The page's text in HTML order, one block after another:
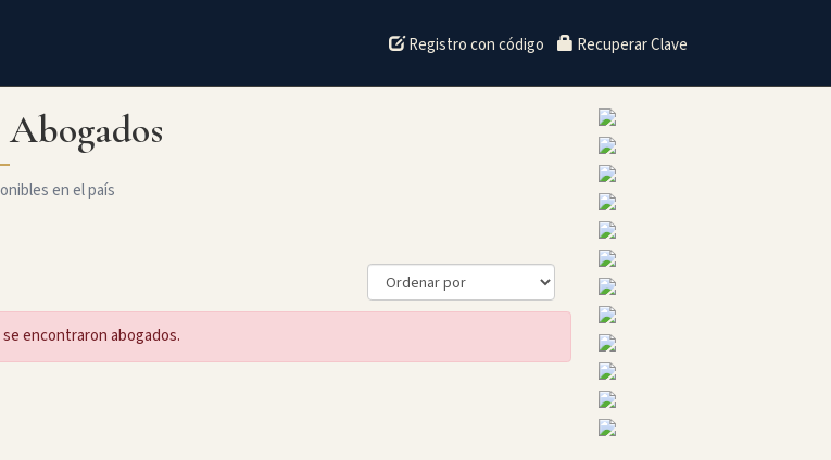
Registro con código Recuperar Clave
en el país
se encontraron abogados.